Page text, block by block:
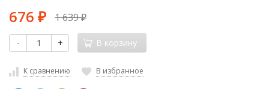
676 ₽ 1 639₽
- + В корзину
К сравнению В избранное